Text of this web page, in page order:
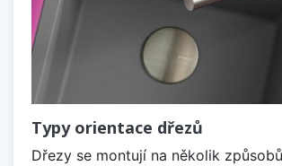
Typy orientace dřezů
Dřezy se montují na několik